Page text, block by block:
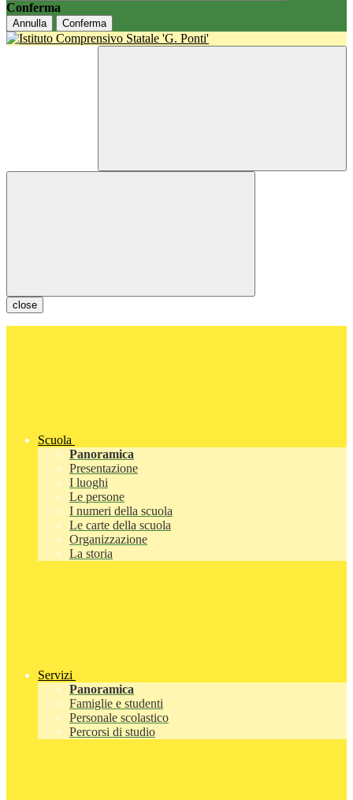
Conferma
Annulla Conferma
close
Scuola
Panoramica
Presentazione
I luoghi
Le persone
I numeri della scuola
Le carte della scuola
Organizzazione
La storia
Servizi
Panoramica
Famiglie e studenti
Personale scolastico
Percorsi di studio